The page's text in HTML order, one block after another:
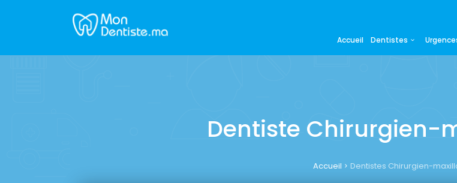
Accueil Dentistes
Dentiste Chirurgien-
Accueil Dentistes Chirurgien-